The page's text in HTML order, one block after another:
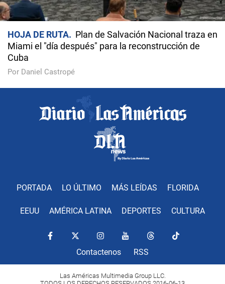
HOJA DE RUTA
Plan de Salvación Nacional traza en
Miami el "día después" para la reconstrucción de
Cuba
Por Daniel Castropé
PORTADA LO ÚLTIMO MÁS LEÍDAS FLORIDA
EEUU AMÉRICA LATINA DEPORTES CULTURA
Contactenos RSS
Las Américas Multimedia Group LLC.